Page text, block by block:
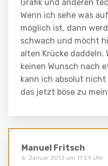
Grafik und anderen
Wenn ich sehe was
möglich ist, dann
schwach und möcht
alten Krücke daddeln.
keinen Wunsch nach
kann ich absolut
das jetzt böse zu
Manuel Fritsch
6. Januar 2013 um 11:59 Uhr